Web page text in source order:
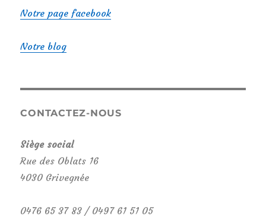
Notre page facebook
Notre blog
CONTACTEZ-NOUS
Siège social
Rue des Oblats 16
4030 Grivegnée
0476 65 37 83‬ / 0497 61 51 05‬